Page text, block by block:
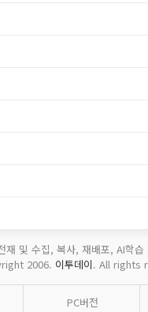
재 및 수집, 복사, 재배포, AI학습
2006. 이투데이. All rights
PC버전